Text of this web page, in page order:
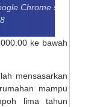
Chrome 57.0
ke bawah
mensasarkan
mampu
lima tahun